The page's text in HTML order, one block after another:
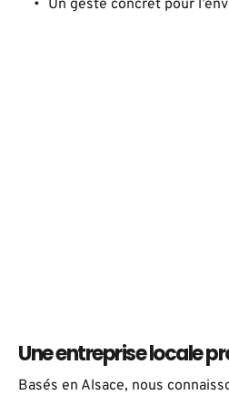
Un geste concret pour
Une entreprise locale
Basés en Alsace, nous